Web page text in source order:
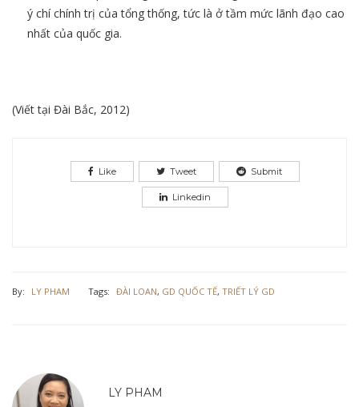
ý chí chính trị của tổng thống, tức là ở tầm mức lãnh đạo cao
nhất của quốc gia.
(Viết tại Đài Bắc, 2012)
Like Tweet Submit
Linkedin
By: LY PHAM Tags: ĐÀI LOAN, GD QUỐC TẾ, TRIẾT LÝ GD
LY PHAM